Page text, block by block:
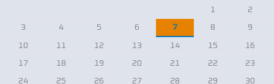
1 2
3 4 5 6 7 8 9
10 11 12 13 14 15 16
17 18 19 20 21 22 23
24 25 26 27 28 29 30